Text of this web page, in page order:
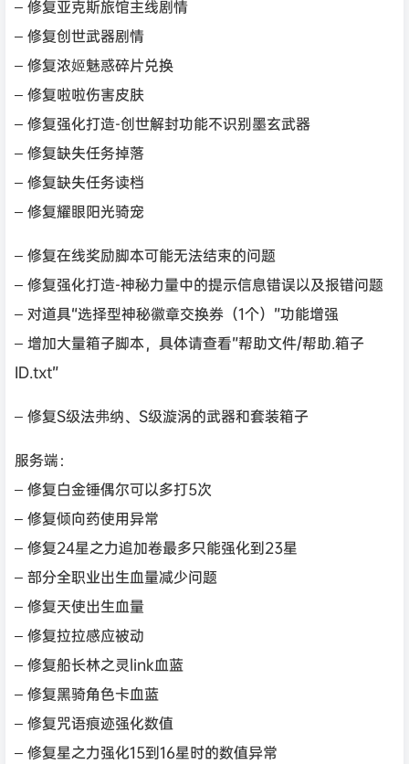
– 修复亚克斯旅馆主线剧情
– 修复创世武器剧情
– 修复浓姬魅惑碎片兑换
– 修复啦啦伤害皮肤
– 修复强化打造-创世解封功能不识别墨玄武器
– 修复缺失任务掉落
– 修复缺失任务读档
– 修复耀眼阳光骑宠
– 修复在线奖励脚本可能无法结束的问题
– 修复强化打造-神秘力量中的提示信息错误以及报错问题
– 对道具“选择型神秘徽章交换券（1个）”功能增强
– 增加大量箱子脚本，具体请查看”帮助文件/帮助.箱子
ID.txt”
– 修复S级法弗纳、S级漩涡的武器和套装箱子
服务端：
– 修复白金锤偶尔可以多打5次
– 修复倾向药使用异常
– 修复24星之力追加卷最多只能强化到23星
– 部分全职业出生血量减少问题
– 修复天使出生血量
– 修复拉拉感应被动
– 修复船长林之灵link血蓝
– 修复黑骑角色卡血蓝
– 修复咒语痕迹强化数值
– 修复星之力强化15到16星时的数值异常